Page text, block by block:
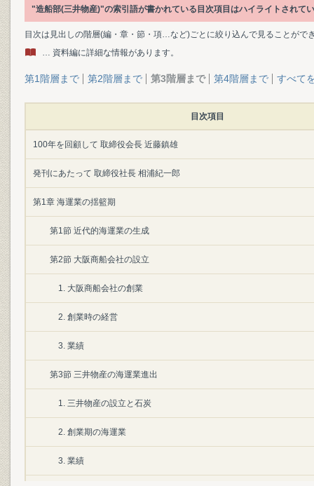
"造船部(三井物産)"の索引語が書かれている目次項目はハイライトされて
目次は見出しの階層(編・章・節・項…など)ごとに絞り込んで見ることがで
… 資料編に詳細な情報があります。
第1階層まで 第2階層まで 第3階層まで 第4階層まで すべて
目次項目
100年を回顧して 取締役会長 近藤鎮雄
発刊にあたって 取締役社長 相浦紀一郎
第1章 海運業の揺籃期
第1節 近代的海運業の生成
第2節 大阪商船会社の設立
1. 大阪商船会社の創業
2. 創業時の経営
3. 業績
第3節 三井物産の海運業進出
1. 三井物産の設立と石炭
2. 創業期の海運業
3. 業績